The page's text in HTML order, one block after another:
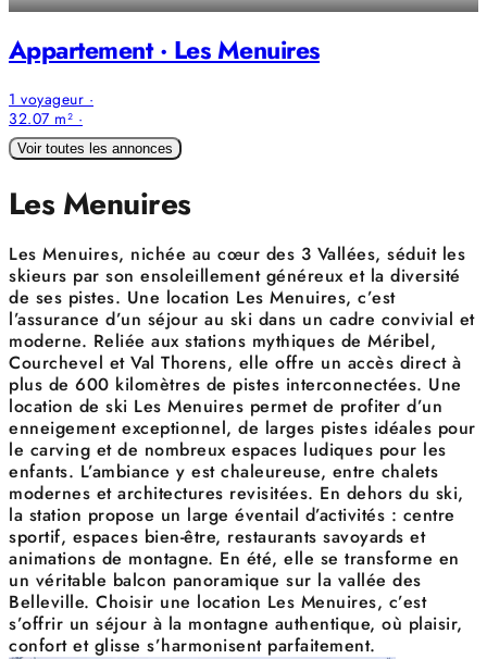
Appartement · Les Menuires
1 voyageur ·
32.07 m² ·
Voir toutes les annonces
Les Menuires
Les Menuires, nichée au cœur des 3 Vallées, séduit les
skieurs par son ensoleillement généreux et la diversité
de ses pistes. Une location Les Menuires, c’est
l’assurance d’un séjour au ski dans un cadre convivial et
moderne. Reliée aux stations mythiques de Méribel,
Courchevel et Val Thorens, elle offre un accès direct à
plus de 600 kilomètres de pistes interconnectées. Une
location de ski Les Menuires permet de profiter d’un
enneigement exceptionnel, de larges pistes idéales pour
le carving et de nombreux espaces ludiques pour les
enfants. L’ambiance y est chaleureuse, entre chalets
modernes et architectures revisitées. En dehors du ski,
la station propose un large éventail d’activités : centre
sportif, espaces bien-être, restaurants savoyards et
animations de montagne. En été, elle se transforme en
un véritable balcon panoramique sur la vallée des
Belleville. Choisir une location Les Menuires, c’est
s’offrir un séjour à la montagne authentique, où plaisir,
confort et glisse s’harmonisent parfaitement.